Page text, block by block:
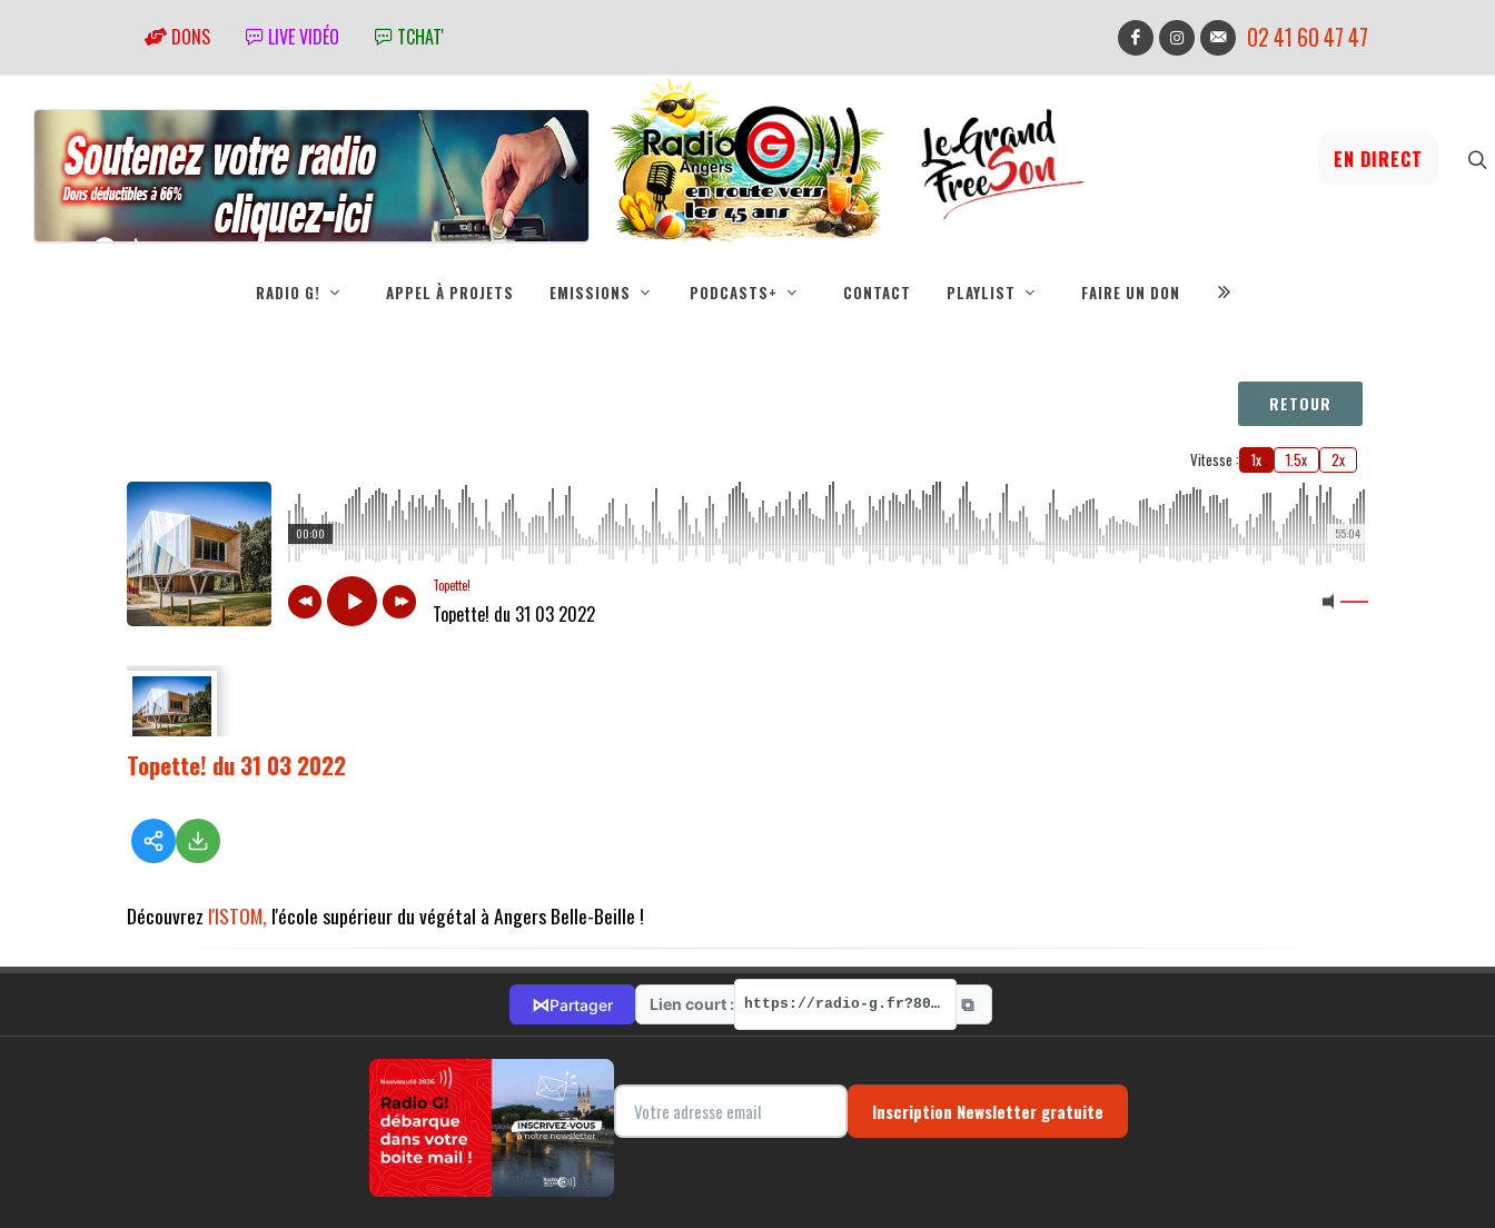
DONS LIVE VIDÉO TCHAT' 02 41 60 47 47
EN DIRECT
RADIO G! APPEL À PROJETS EMISSIONS PODCASTS+ CONTACT PLAYLIST FAIRE UN DON
RETOUR
Vitesse : 1x 1.5x 2x
55:04
00:00
Topette!
Topette! du 31 03 2022
Topette! du 31 03 2022
Découvrez l'ISTOM, l'école supérieur du végétal à Angers Belle-Beille !
⋈Partager Lien court : https://radio-g.fr?8095 ⧉
Inscription Newsletter gratuite